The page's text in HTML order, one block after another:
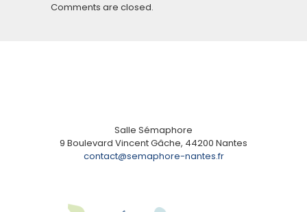
Comments are closed.
Salle Sémaphore
9 Boulevard Vincent Gâche, 44200 Nantes
contact@semaphore-nantes.fr